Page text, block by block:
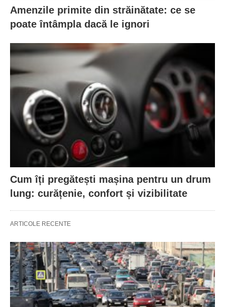
Amenzile primite din străinătate: ce se
poate întâmpla dacă le ignori
Cum îți pregătești mașina pentru un drum
lung: curățenie, confort și vizibilitate
ARTICOLE RECENTE